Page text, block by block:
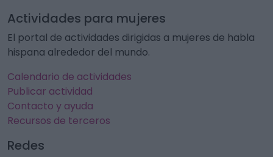
Actividades para mujeres
El portal de actividades dirigidas a mujeres de habla
hispana alrededor del mundo.
Calendario de actividades
Publicar actividad
Contacto y ayuda
Recursos de terceros
Redes